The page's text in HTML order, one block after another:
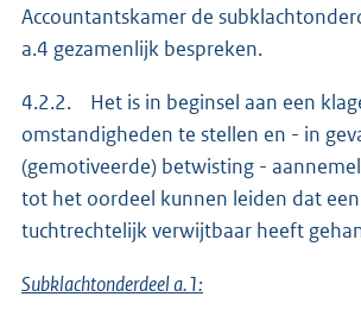
Accountantskamer de
a.4 gezamenlijk bespreken.
4.2.2. Het is in beginsel aan een
omstandigheden te stellen en - in
(gemotiveerde) betwisting -
tot het oordeel kunnen leiden dat
tuchtrechtelijk verwijtbaar heeft
Subklachtonderdeel a.1: